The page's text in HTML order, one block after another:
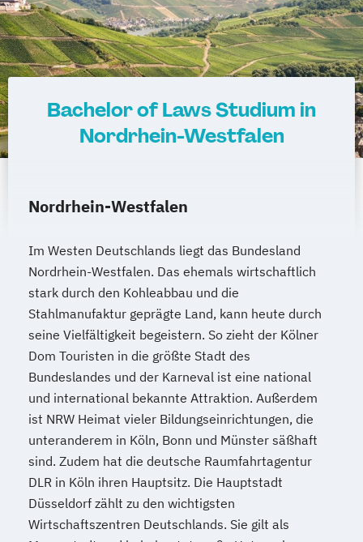
Bachelor of Laws Studium in
Nordrhein-Westfalen
Nordrhein-Westfalen
Im Westen Deutschlands liegt das Bundesland
Nordrhein-Westfalen. Das ehemals wirtschaftlich
stark durch den Kohleabbau und die
Stahlmanufaktur geprägte Land, kann heute durch
seine Vielfältigkeit begeistern. So zieht der Kölner
Dom Touristen in die größte Stadt des
Bundeslandes und der Karneval ist eine national
und international bekannte Attraktion. Außerdem
ist NRW Heimat vieler Bildungseinrichtungen, die
unteranderem in Köln, Bonn und Münster säßhaft
sind. Zudem hat die deutsche Raumfahrtagentur
DLR in Köln ihren Hauptsitz. Die Hauptstadt
Düsseldorf zählt zu den wichtigsten
Wirtschaftszentren Deutschlands. Sie gilt als